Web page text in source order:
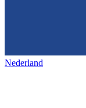
Nederland